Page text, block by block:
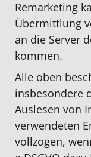
Remarketing
Übermittlung
an die Server
kommen.
Alle oben
insbesondere
Auslesen von
verwendeten
vollzogen,